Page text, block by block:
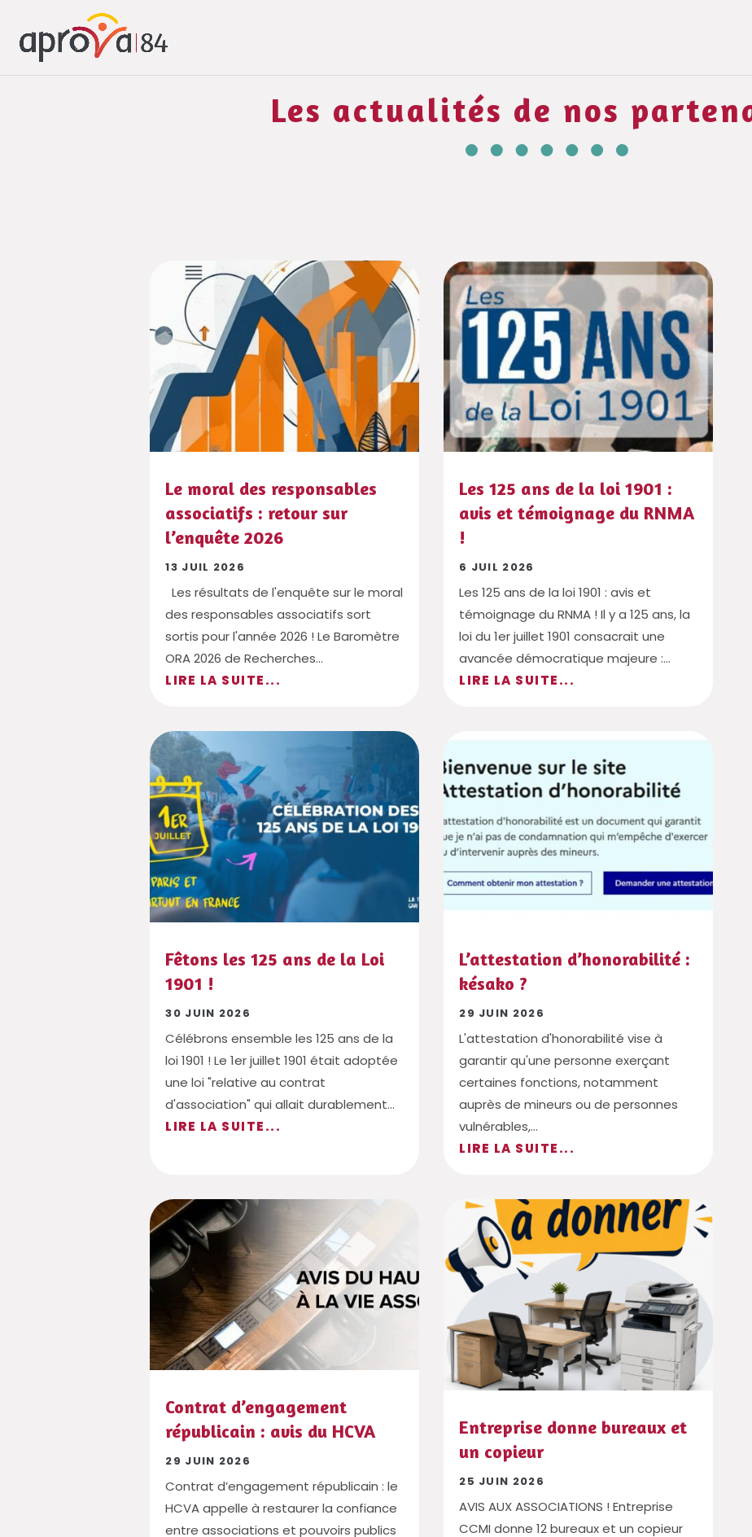
Les actualités de nos
Le moral des responsables
associatifs : retour sur
l’enquête 2026
13 JUIL 2026
Les résultats de l'enquête sur le moral
des responsables associatifs sort
sortis pour l'année 2026 ! Le Baromètre
ORA 2026 de Recherches...
LIRE LA SUITE...
Les 125 ans de la loi 1901 :
avis et témoignage du RNMA
!
6 JUIL 2026
Les 125 ans de la loi 1901 : avis et
témoignage du RNMA ! Il y a 125 ans, la
loi du 1er juillet 1901 consacrait une
avancée démocratique majeure :...
LIRE LA SUITE...
Fêtons les 125 ans de la Loi
1901 !
30 JUIN 2026
Célébrons ensemble les 125 ans de la
loi 1901 ! Le 1er juillet 1901 était adoptée
une loi "relative au contrat
d'association" qui allait durablement...
LIRE LA SUITE...
L’attestation d’honorabilité :
késako ?
29 JUIN 2026
L'attestation d'honorabilité vise à
garantir qu'une personne exerçant
certaines fonctions, notamment
auprès de mineurs ou de personnes
vulnérables,...
LIRE LA SUITE...
Contrat d’engagement
républicain : avis du HCVA
29 JUIN 2026
Contrat d’engagement républicain : le
HCVA appelle à restaurer la confiance
entre associations et pouvoirs publics
Entreprise donne bureaux et
un copieur
25 JUIN 2026
AVIS AUX ASSOCIATIONS ! Entreprise
CCMI donne 12 bureaux et un copieur